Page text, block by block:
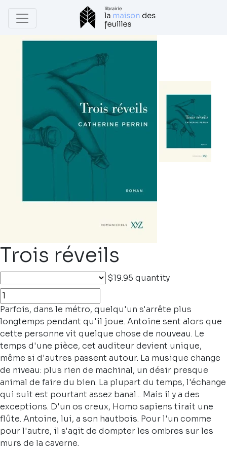
Trois réveils
$19.95 quantity
Parfois, dans le métro, quelqu'un s'arrête plus
longtemps pendant qu'il joue. Antoine sent alors que
cette personne vit quelque chose de nouveau. Le
temps d'une pièce, cet auditeur devient unique,
même si d'autres passent autour. La musique change
de niveau: plus rien de machinal, un désir presque
animal de faire du bien. La plupart du temps, l'échange
qui suit est pourtant assez banal... Mais il y a des
exceptions. D'un os creux, Homo sapiens tirait une
flûte. Antoine, lui, a son hautbois. Pour l'un comme
pour l'autre, il s'agit de dompter les ombres sur les
murs de la caverne.